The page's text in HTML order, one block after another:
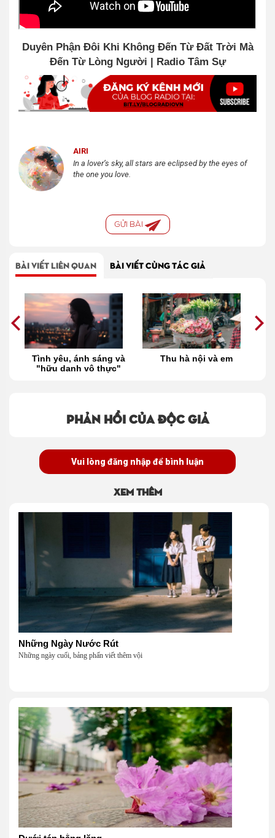
Duyên Phận Đôi Khi Không Đến Từ Đất Trời Mà
Đến Từ Lòng Người | Radio Tâm Sự
AIRI
In a lover’s sky, all stars are eclipsed by the eyes of
the one you love.
GỬI BÀI
BÀI VIẾT LIÊN QUAN BÀI VIẾT CÙNG TÁC GIẢ
Tình yêu, ánh sáng và
"hữu danh vô thực"
Thu hà nội và em
Phản hồi của độc giả
Vui lòng đăng nhập để bình luận
Xem thêm
Những Ngày Nước Rút
Những ngày cuối, bảng phấn viết thêm vội